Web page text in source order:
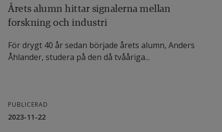
Predicition in Heart Failure: Retrospective,
Forskarna bakom den studien är Amira Soliman,
handledare, Region Halland, Farazaneh Etminani,
docent i informationsteknologi, Högskolan i
Årets alumn hittar signalerna mellan
forskning och industri
För drygt 40 år sedan började årets alumn, Anders
Åhlander, studera på den då tvååriga...
PUBLICERAD
2023-11-22